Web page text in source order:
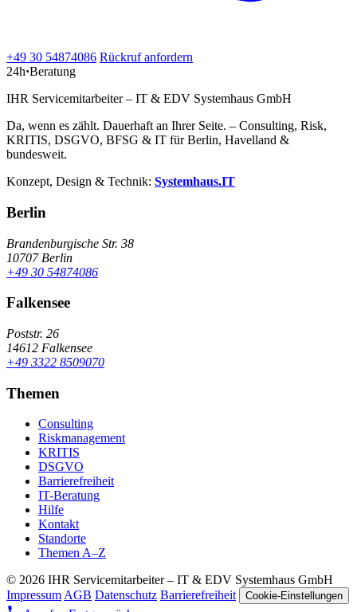
+49 30 54874086 Rückruf anfordern
24h·Beratung
IHR Servicemitarbeiter – IT & EDV Systemhaus GmbH
Da, wenn es zählt. Dauerhaft an Ihrer Seite. – Consulting, Risk,
KRITIS, DSGVO, BFSG & IT für Berlin, Havelland &
bundesweit.
Konzept, Design & Technik: Systemhaus.IT
Berlin
Brandenburgische Str. 38
10707 Berlin
+49 30 54874086
Falkensee
Poststr. 26
14612 Falkensee
+49 3322 8509070
Themen
Consulting
Riskmanagement
KRITIS
DSGVO
Barrierefreiheit
IT-Beratung
Hilfe
Kontakt
Standorte
Themen A–Z
© 2026 IHR Servicemitarbeiter – IT & EDV Systemhaus GmbH
ImpressumAGB Datenschutz Barrierefreiheit Cookie-Einstellungen